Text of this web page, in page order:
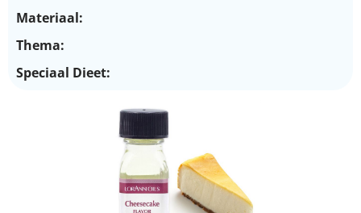
Materiaal:
Thema:
Speciaal Dieet: